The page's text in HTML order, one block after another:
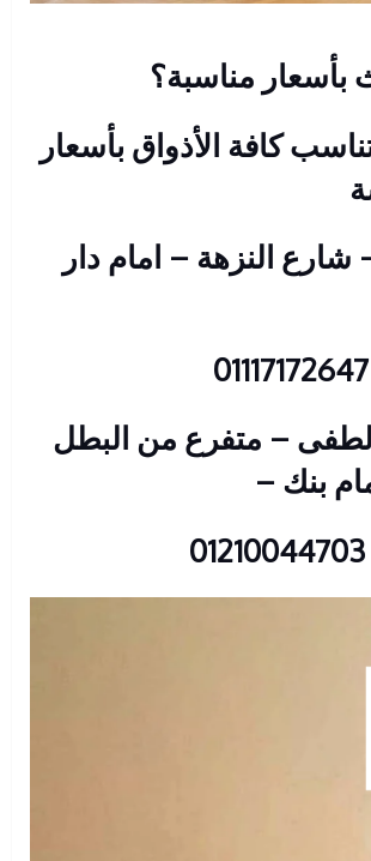
مناسبة؟
كافة الأذواق بأسعار
– شارع النزهة – امام دار
الحميد لطفى – متفرع من البطل
–